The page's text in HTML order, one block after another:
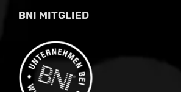
BNI MITGLIED